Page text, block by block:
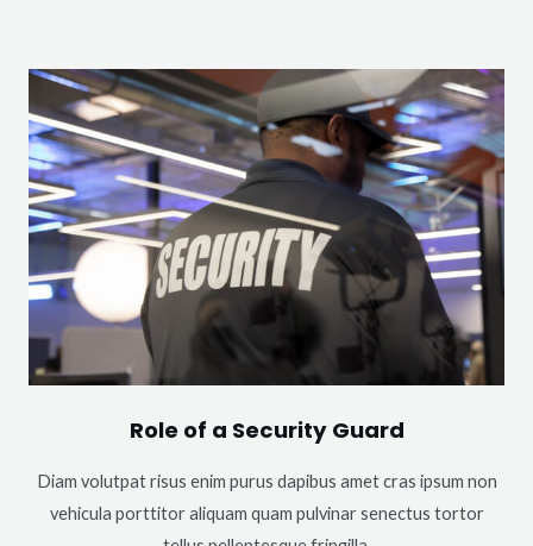
Role of a Security Guard
Diam volutpat risus enim purus dapibus amet cras ipsum non
vehicula porttitor aliquam quam pulvinar senectus tortor